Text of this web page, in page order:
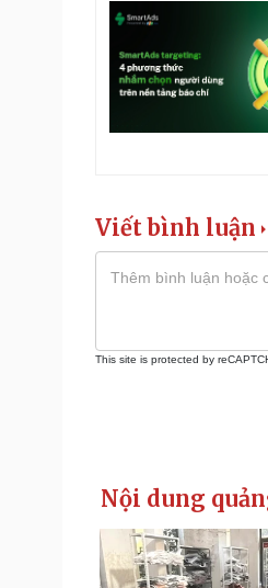
Viết bình luận
This site is protected by